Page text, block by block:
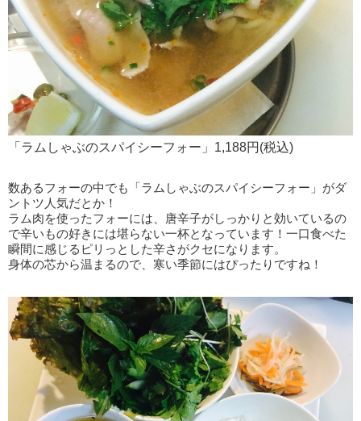
「ラムしゃぶのスパイシーフォー」1,188円(税込)
数あるフォーの中でも「ラムしゃぶのスパイシーフォー」がダ
ントツ人気だとか！
ラム肉を使ったフォーには、唐辛子がしっかりと効いているの
で辛いもの好きには堪らない一杯となっています！一口食べた
瞬間に感じるピリっとした辛さがクセになります。
身体の芯から温まるので、寒い季節にはぴったりですね！